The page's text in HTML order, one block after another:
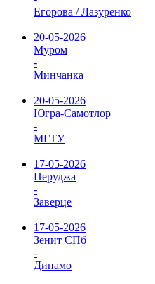
Егорова / Лазуренко
20-05-2026
Муром
-
Минчанка
20-05-2026
Югра-Самотлор
-
МГТУ
17-05-2026
Перуджа
-
Заверце
17-05-2026
Зенит СПб
-
Динамо